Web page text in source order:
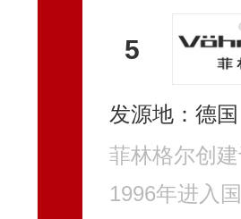
5
发源地：德国
菲林格尔创
1996年进入